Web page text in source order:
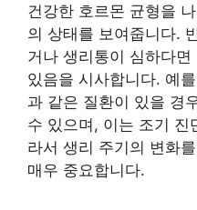
건강한 호르몬 균형을
의 상태를 보여줍니다.
거나 생리통이 심하다
있음을 시사합니다. 예
과 같은 질환이 있을 경
수 있으며, 이는 조기 진
라서 생리 주기의 변화
매우 중요합니다.